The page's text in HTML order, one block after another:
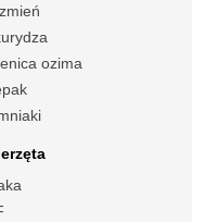
ozima